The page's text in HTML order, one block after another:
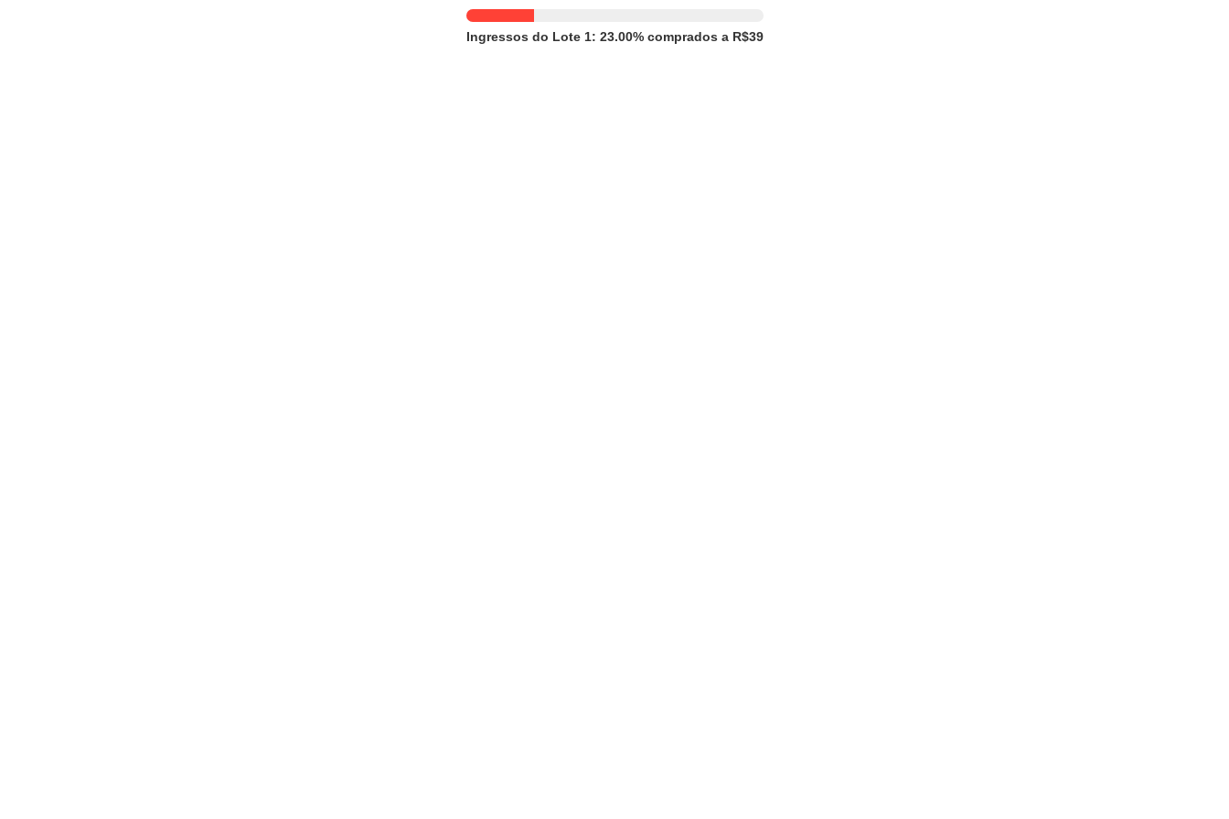
Ingressos do Lote 1: 23.00% comprados a R$39